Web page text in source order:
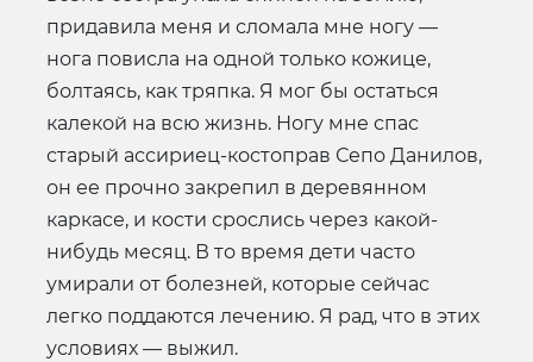
придавила меня и сломала мне ногу —
нога повисла на одной только кожице,
болтаясь, как тряпка. Я мог бы остаться
калекой на всю жизнь. Ногу мне спас
старый ассириец-костоправ Сепо Данилов,
он ее прочно закрепил в деревянном
каркасе, и кости срослись через какой-
нибудь месяц. В то время дети часто
умирали от болезней, которые сейчас
легко поддаются лечению. Я рад, что в этих
условиях — выжил.